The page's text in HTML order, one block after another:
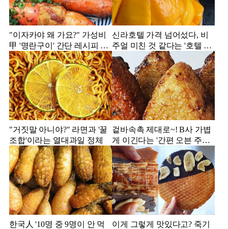
"이자카야 왜 가요?" 가성비
甲 '명란구이' 간단 레시피 공
개
신라호텔 가격 넘어섰다, 비
주얼 미친 것 같다는 '호텔 빙
수' 모음집
"거짓말 아니야?" 라면과 '꿀
조합'이라는 열대과일 정체
겉바속촉 제대로~! B사 가볍
게 이긴다는 '간편 오븐 주먹
밥' 정체
한국人 '10명 중 9명이 안 먹
이게 그렇게 맛있다고? 죽기